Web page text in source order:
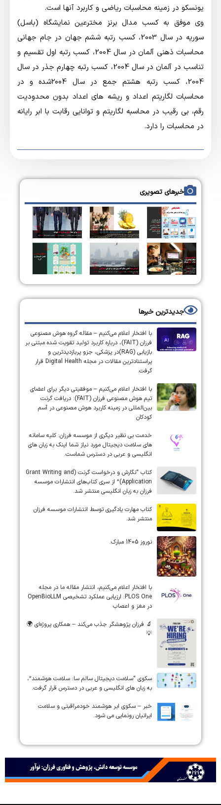
یونسکو در زمینه محاسبات ریاضی و کاربرد آنها است.
وی موفق به کسب مدال برنز مخترعین نمایشگاه (باسل)
سوریه در سال 2003، کسب رتبه ششم جهان در جام جهانی
محاسبات ذهنی آلمان در سال 2004، کسب رتبه اول تقسیم و
تناسب در آلمان در سال 2004، کسب رتبه چهارم جذر در سال
2004، کسب رتبه هشتم جمع در سال ٢٠٠4شده و در
محاسبات لگاریتم اعداد و ریشه های اعداد بدون محدودیت
رقم، بی رقیب در محاسبه لگاریتم و توانایی رقابت با ابر رایانه
در محاسبات را دارد.
خبرهای تصویری
جدیدترین خبرها
با افتخار اعلام می‌کنیم – مقاله گروه هوش مصنوعی
فرزان (FAIT)، درباره کاربرد تولید تقویت شده مبتنی بر
بازیابی (RAG)در پزشکی، جزو پربازدیدترین و
پراستنادترین مقالات در مجله Digital Health قرار
گرفت.
با افتخار اعلام می‌کنیم – موفقیتی دیگر برای اعضای
تیم هوش مصنوعی فرزان (FAIT): دریافت گرنت
بین‌المللی در زمینه کاربرد هوش مصنوعی در آسم
کودکان
خدمت بی نظیر دیگری از موسسه فرزان: کلیه سامانه
های سلامت دیجیتال مورد نیاز شما اینک به زبان های
انگلیسی و عربی در دسترس شماست.
کتاب “نگارش و درخواست گرنت (Grant Writing and
Application)” از سری کتاب‌های انتشارات موسسه
فرزان به زبان انگلیسی منتشر شد.
کتاب مهارت یادگیری توسط انتشارات موسسه فرزان
منتشر شد.
نوروز 1405 مبارک.
‏‏‏با افتخار اعلام می‌کنیم، انتشار مقاله ما در مجله
‎PLOS One‎: ارزیابی عملکرد تشخیصی ‎OpenBioLLM‎
در مغز و اعصاب
🔬 فرزان پژوهشگر جذب می‌کند – همکاری پروژه‌ای 🌍
💡
سکوی “سلامت دیجیتال سالم سا: سلامت هوشمند”،
به زبان های انگلیسی و عربی در دسترس قرار گرفت.
خبر – سکوی ابر هوشمند خودمراقبتی و سلامت
ایرانیان رونمایی می شود.